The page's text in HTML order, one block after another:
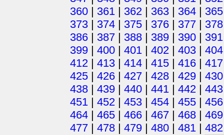
360 | 361 | 362 | 363 | 364 | 365
373 | 374 | 375 | 376 | 377 | 378
386 | 387 | 388 | 389 | 390 | 391
399 | 400 | 401 | 402 | 403 | 404
412 | 413 | 414 | 415 | 416 | 417
425 | 426 | 427 | 428 | 429 | 430
438 | 439 | 440 | 441 | 442 | 443
451 | 452 | 453 | 454 | 455 | 456
464 | 465 | 466 | 467 | 468 | 469
477 | 478 | 479 | 480 | 481 | 482